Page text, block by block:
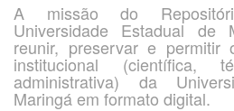
A missão do
Universidade Estadual de
reunir, preservar e permitir
institucional (científica,
administrativa) da
Maringá em formato digital.